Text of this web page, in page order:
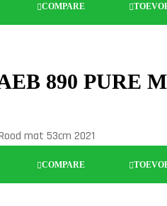
COMPARE
890 PURE
COMPARE